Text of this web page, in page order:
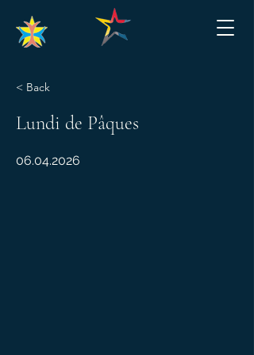
< Back
Lundi de Pâques
06.04.2026